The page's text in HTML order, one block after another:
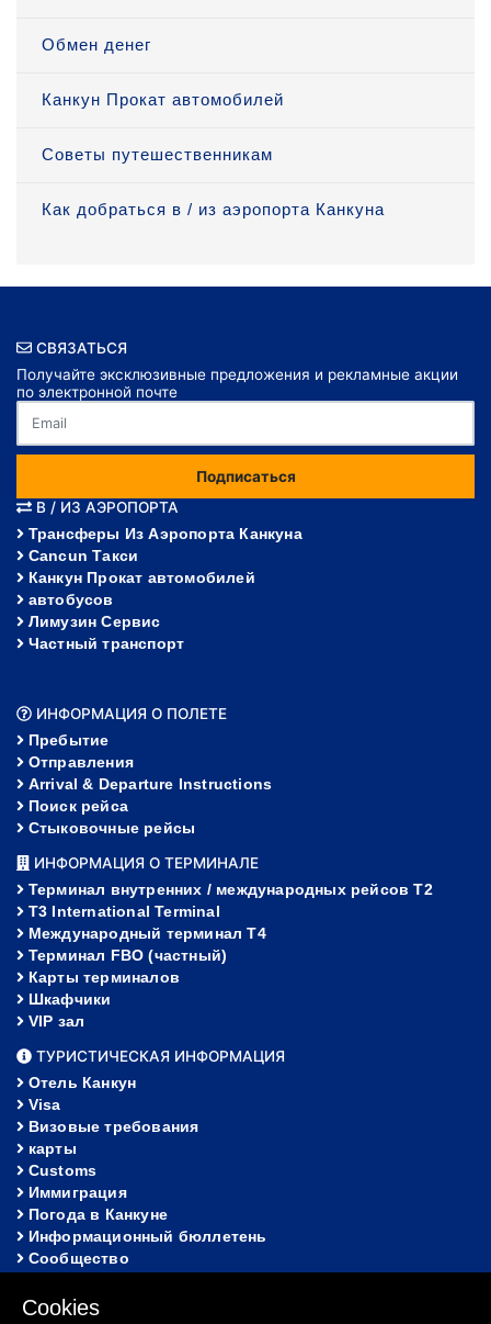
Обмен денег
Канкун Прокат автомобилей
Советы путешественникам
Как добраться в / из аэропорта Канкуна
СВЯЗАТЬСЯ
Получайте эксклюзивные предложения и рекламные акции
по электронной почте
Подписаться
В / ИЗ АЭРОПОРТА
Трансферы Из Аэропорта Канкуна
Cancun Такси
Канкун Прокат автомобилей
автобусов
Лимузин Сервис
Частный транспорт
ИНФОРМАЦИЯ О ПОЛЕТЕ
Пребытие
Отправления
Arrival & Departure Instructions
Поиск рейса
Стыковочные рейсы
ИНФОРМАЦИЯ О ТЕРМИНАЛЕ
Терминал внутренних / международных рейсов T2
T3 International Terminal
Международный терминал Т4
Терминал FBO (частный)
Карты терминалов
Шкафчики
VIP зал
ТУРИСТИЧЕСКАЯ ИНФОРМАЦИЯ
Отель Канкун
Visa
Визовые требования
карты
Customs
Иммиграция
Погода в Канкуне
Информационный бюллетень
Сообщество
FAQ
Cookies